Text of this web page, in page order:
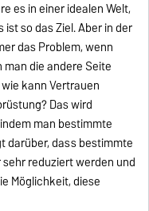
es in einer idealen Welt,
so das Ziel. Aber in der
das Problem, wenn
die andere Seite
kann Vertrauen
Das wird
man bestimmte
darüber, dass bestimmte
reduziert werden und
Möglichkeit, diese